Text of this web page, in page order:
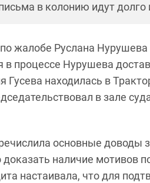
в колонию идут долго
жалобе Руслана
в процессе Нурушева
Гусева находилась в
в зале
основные доводы
наличие мотивов
настаивала, что для